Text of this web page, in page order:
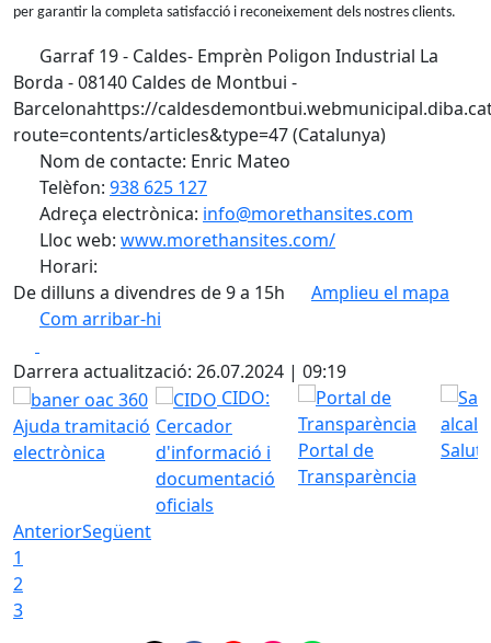
per garantir la completa satisfacció i reconeixement dels nostres clients.
Garraf 19 - Caldes- Emprèn Poligon Industrial La
Borda - 08140 Caldes de Montbui -
Barcelonahttps://
route=contents/articles&type=47 (Catalunya)
Nom de contacte: Enric Mateo
Telèfon: 938 625 127
Adreça electrònica: info@morethansites.com
Lloc web: www.morethansites.com/
Horari:
De dilluns a divendres de 9 a 15h
Amplieu el mapa
Com arribar-hi
+
−
Darrera actualització: 26.07.2024 | 09:19
Ajuda tramitació
electrònica
CIDO:
Cercador
d'informació i
documentació
oficials
Portal de
Transparència
AnteriorSegüent
1
2
3